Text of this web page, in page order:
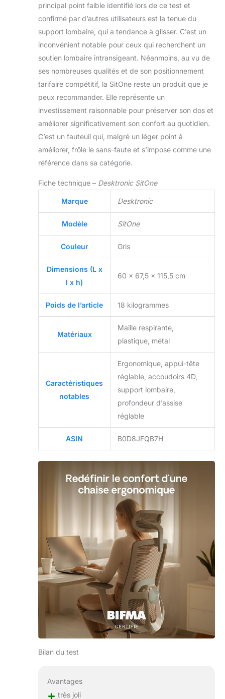
principal point faible identifié lors de ce test et
confirmé par d’autres utilisateurs est la tenue du
support lombaire, qui a tendance à glisser. C’est un
inconvénient notable pour ceux qui recherchent un
soutien lombaire intransigeant. Néanmoins, au vu de
ses nombreuses qualités et de son positionnement
tarifaire compétitif, la SitOne reste un produit que je
peux recommander. Elle représente un
investissement raisonnable pour préserver son dos et
améliorer significativement son confort au quotidien.
C’est un fauteuil qui, malgré un léger point à
améliorer, frôle le sans-faute et s’impose comme une
référence dans sa catégorie.
Fiche technique – Desktronic SitOne
Marque Desktronic
Modèle SitOne
Couleur Gris
Dimensions (L x
l x h)
60 x 67,5 x 115,5 cm
Poids de l’article 18 kilogrammes
Matériaux
Maille respirante,
plastique, métal
Caractéristiques
notables
Ergonomique, appui-tête
réglable, accoudoirs 4D,
support lombaire,
profondeur d’assise
réglable
ASIN B0D8JFQB7H
Bilan du test
Avantages
+ très joli